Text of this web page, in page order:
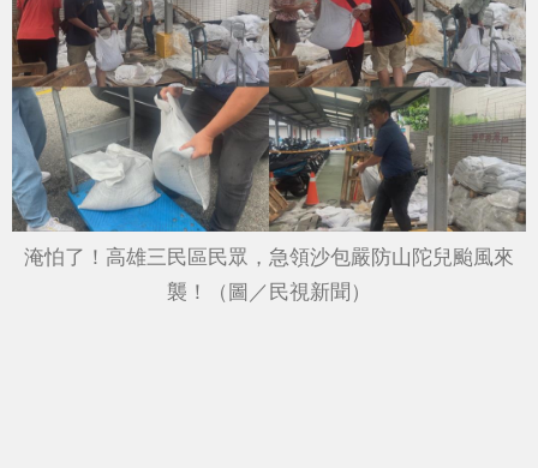
淹怕了！高雄三民區民眾，急領沙包嚴防山陀兒颱風來
襲！（圖／民視新聞）